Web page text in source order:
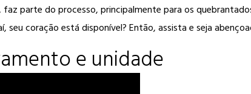
faz parte do processo, principalmente para os
seu coração está disponível? Então, assista e seja
e unidade